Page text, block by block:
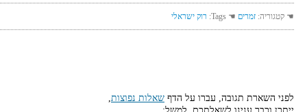
☚ קטגוריה: זמרים ☚ Tags: רוק ישראלי
לפני השארת תגובה, עברו על הדף שאלות נפוצות,